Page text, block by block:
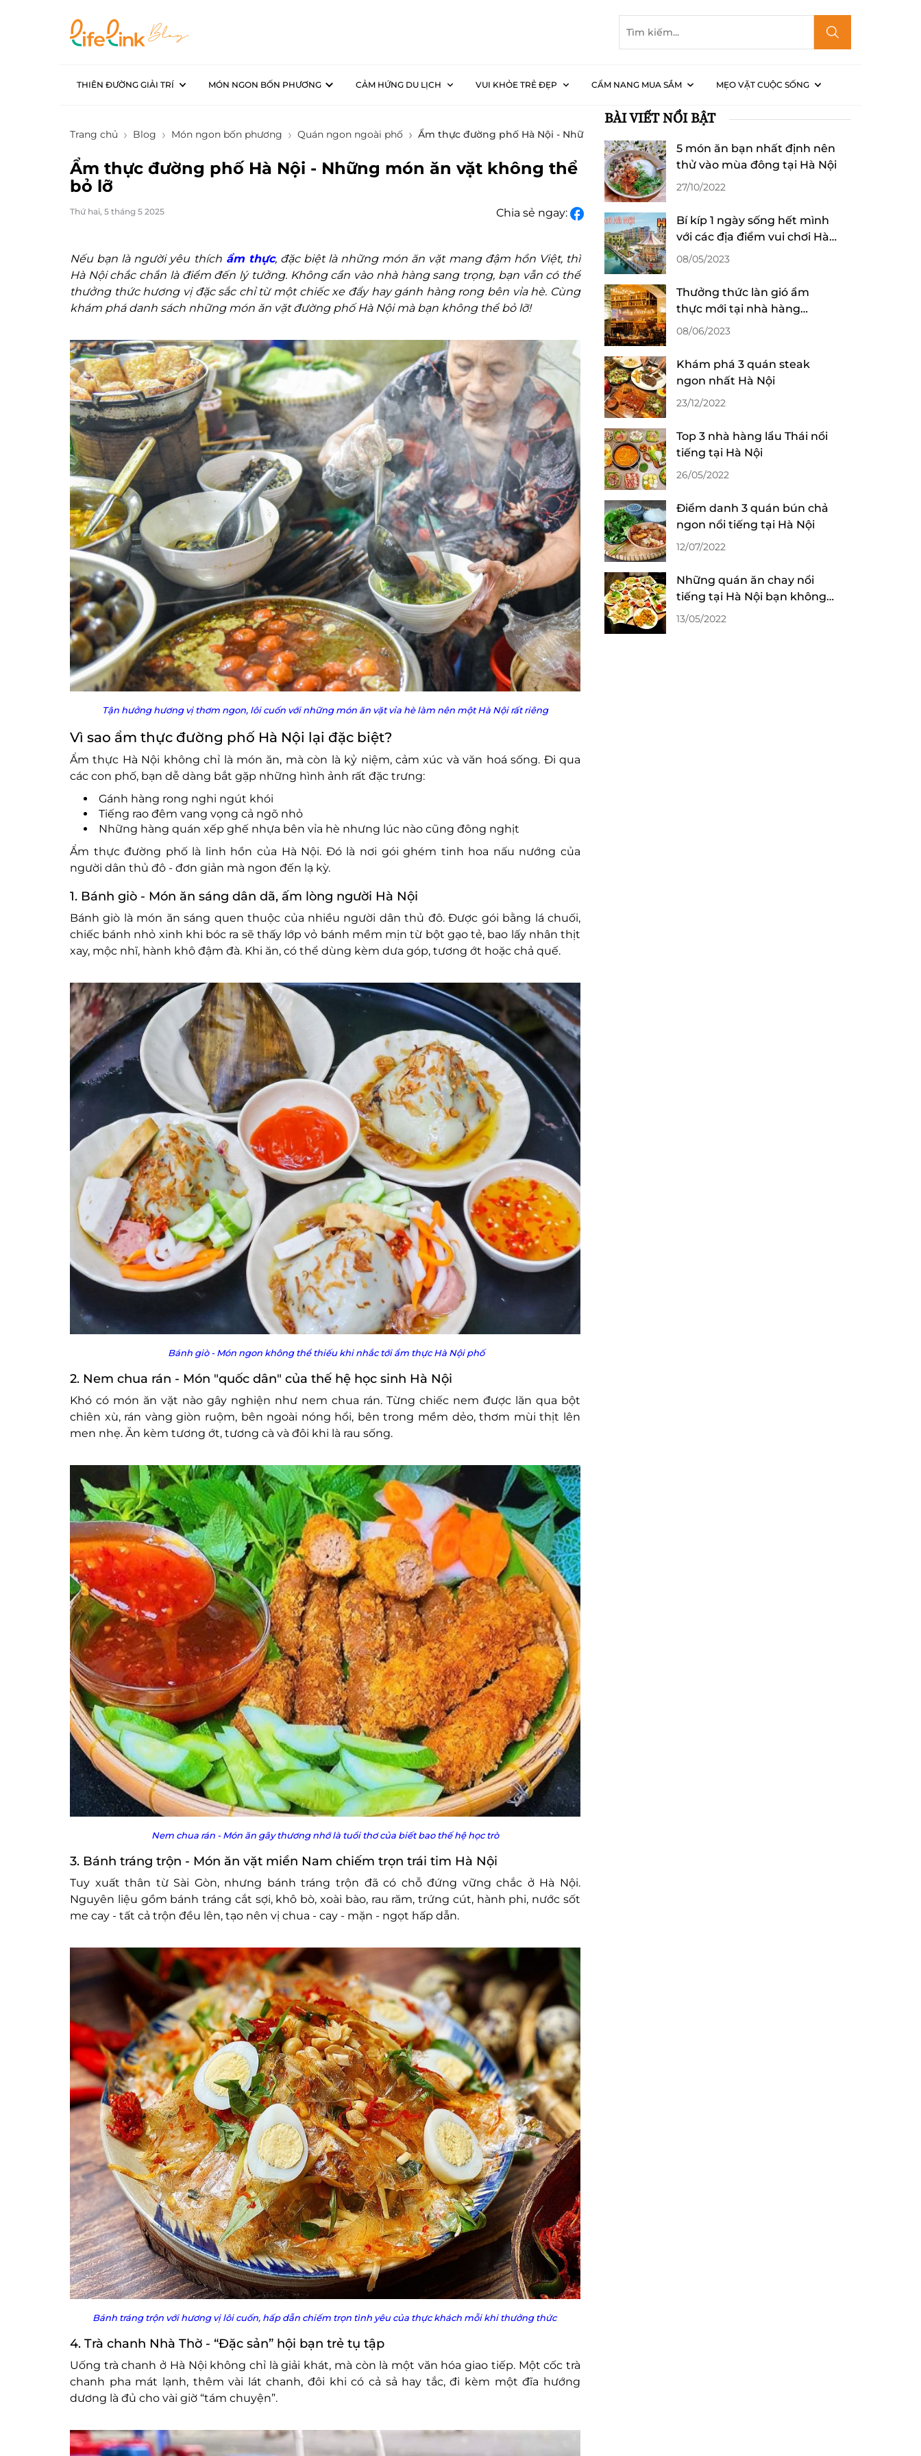
THIÊN ĐƯỜNG GIẢI TRÍ MÓN NGON BỐN PHƯƠNG CẢM HỨNG DU LỊCH VUI KHỎE TRẺ ĐẸP CẨM NANG MUA SẮM MẸO VẶT CUỘC SỐNG
Trang chủ Blog Món ngon bốn phương Quán ngon ngoài phố Ẩm thực đường phố Hà Nội - Những món ăn vặt không thể bỏ lỡ
Ẩm thực đường phố Hà Nội - Những món ăn vặt không thể
bỏ lỡ
Thứ hai, 5 tháng 5 2025 Chia sẻ ngay:
Nếu bạn là người yêu thíchẩm thực, đặc biệt là những món ăn vặt mang đậm hồn Việt, thì
Hà Nội chắc chắn là điểm đến lý tưởng. Không cần vào nhà hàng sang trọng, bạn vẫn có thể
thưởng thức hương vị đặc sắc chỉ từ một chiếc xe đẩy hay gánh hàng rong bên vỉa hè. Cùng
khám phá danh sách những món ăn vặt đường phố Hà Nội mà bạn không thể bỏ lỡ!
Tận hưởng hương vị thơm ngon, lôi cuốn với những món ăn vặt vỉa hè làm nên một Hà Nội rất riêng
Vì sao ẩm thực đường phố Hà Nội lại đặc biệt?
Ẩm thực Hà Nội không chỉ là món ăn, mà còn là kỷ niệm, cảm xúc và văn hoá sống. Đi qua
các con phố, bạn dễ dàng bắt gặp những hình ảnh rất đặc trưng:
Gánh hàng rong nghi ngút khói
Tiếng rao đêm vang vọng cả ngõ nhỏ
Những hàng quán xếp ghế nhựa bên vỉa hè nhưng lúc nào cũng đông nghịt
Ẩm thực đường phố là linh hồn của Hà Nội. Đó là nơi gói ghém tinh hoa nấu nướng của
người dân thủ đô - đơn giản mà ngon đến lạ kỳ.
1. Bánh giò - Món ăn sáng dân dã, ấm lòng người Hà Nội
Bánh giò là món ăn sáng quen thuộc của nhiều người dân thủ đô. Được gói bằng lá chuối,
chiếc bánh nhỏ xinh khi bóc ra sẽ thấy lớp vỏ bánh mềm mịn từ bột gạo tẻ, bao lấy nhân thịt
xay, mộc nhĩ, hành khô đậm đà. Khi ăn, có thể dùng kèm dưa góp, tương ớt hoặc chả quế.
Bánh giò - Món ngon không thể thiếu khi nhắc tới ẩm thực Hà Nội phố
2. Nem chua rán - Món "quốc dân" của thế hệ học sinh Hà Nội
Khó có món ăn vặt nào gây nghiện như nem chua rán. Từng chiếc nem được lăn qua bột
chiên xù, rán vàng giòn ruộm, bên ngoài nóng hổi, bên trong mềm dẻo, thơm mùi thịt lên
men nhẹ. Ăn kèm tương ớt, tương cà và đôi khi là rau sống.
Nem chua rán - Món ăn gây thương nhớ là tuổi thơ của biết bao thế hệ học trò
3. Bánh tráng trộn - Món ăn vặt miền Nam chiếm trọn trái tim Hà Nội
Tuy xuất thân từ Sài Gòn, nhưng bánh tráng trộn đã có chỗ đứng vững chắc ở Hà Nội.
Nguyên liệu gồm bánh tráng cắt sợi, khô bò, xoài bào, rau răm, trứng cút, hành phi, nước sốt
me cay - tất cả trộn đều lên, tạo nên vị chua - cay - mặn - ngọt hấp dẫn.
Bánh tráng trộn với hương vị lôi cuốn, hấp dẫn chiếm trọn tình yêu của thực khách mỗi khi thưởng thức
4. Trà chanh Nhà Thờ - “Đặc sản” hội bạn trẻ tụ tập
Uống trà chanh ở Hà Nội không chỉ là giải khát, mà còn là một văn hóa giao tiếp. Một cốc trà
chanh pha mát lạnh, thêm vài lát chanh, đôi khi có cả sả hay tắc, đi kèm một đĩa hướng
dương là đủ cho vài giờ “tám chuyện”.
BÀI VIẾT NỔI BẬT
5 món ăn bạn nhất định nên
thử vào mùa đông tại Hà Nội
27/10/2022
Bí kíp 1 ngày sống hết mình
với các địa điểm vui chơi Hà
Nội
08/05/2023
Thưởng thức làn gió ẩm
thực mới tại nhà hàng
Phương Nam
08/06/2023
Khám phá 3 quán steak
ngon nhất Hà Nội
23/12/2022
Top 3 nhà hàng lẩu Thái nổi
tiếng tại Hà Nội
26/05/2022
Điểm danh 3 quán bún chả
ngon nổi tiếng tại Hà Nội
12/07/2022
Những quán ăn chay nổi
tiếng tại Hà Nội bạn không
nên bỏ lỡ
13/05/2022